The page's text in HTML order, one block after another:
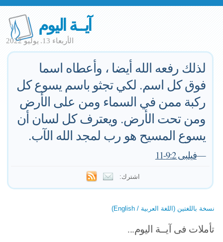
آيــة اليوم
الأربعاء 13. يوليو 2022
لذلك رفعه الله أيضا ، وأعطاه اسما
فوق كل اسم. لكي تجثو باسم يسوع كل
ركبة ممن في السماء ومن على الأرض
ومن تحت الأرض. ويعترف كل لسان أن
يسوع المسيح هو رب لمجد الله الآب.
—فيلبى 9:2-11
اشترك:
نسخة باللغتين (اللغة العربية / English)
تأملات فى آيــة اليوم...